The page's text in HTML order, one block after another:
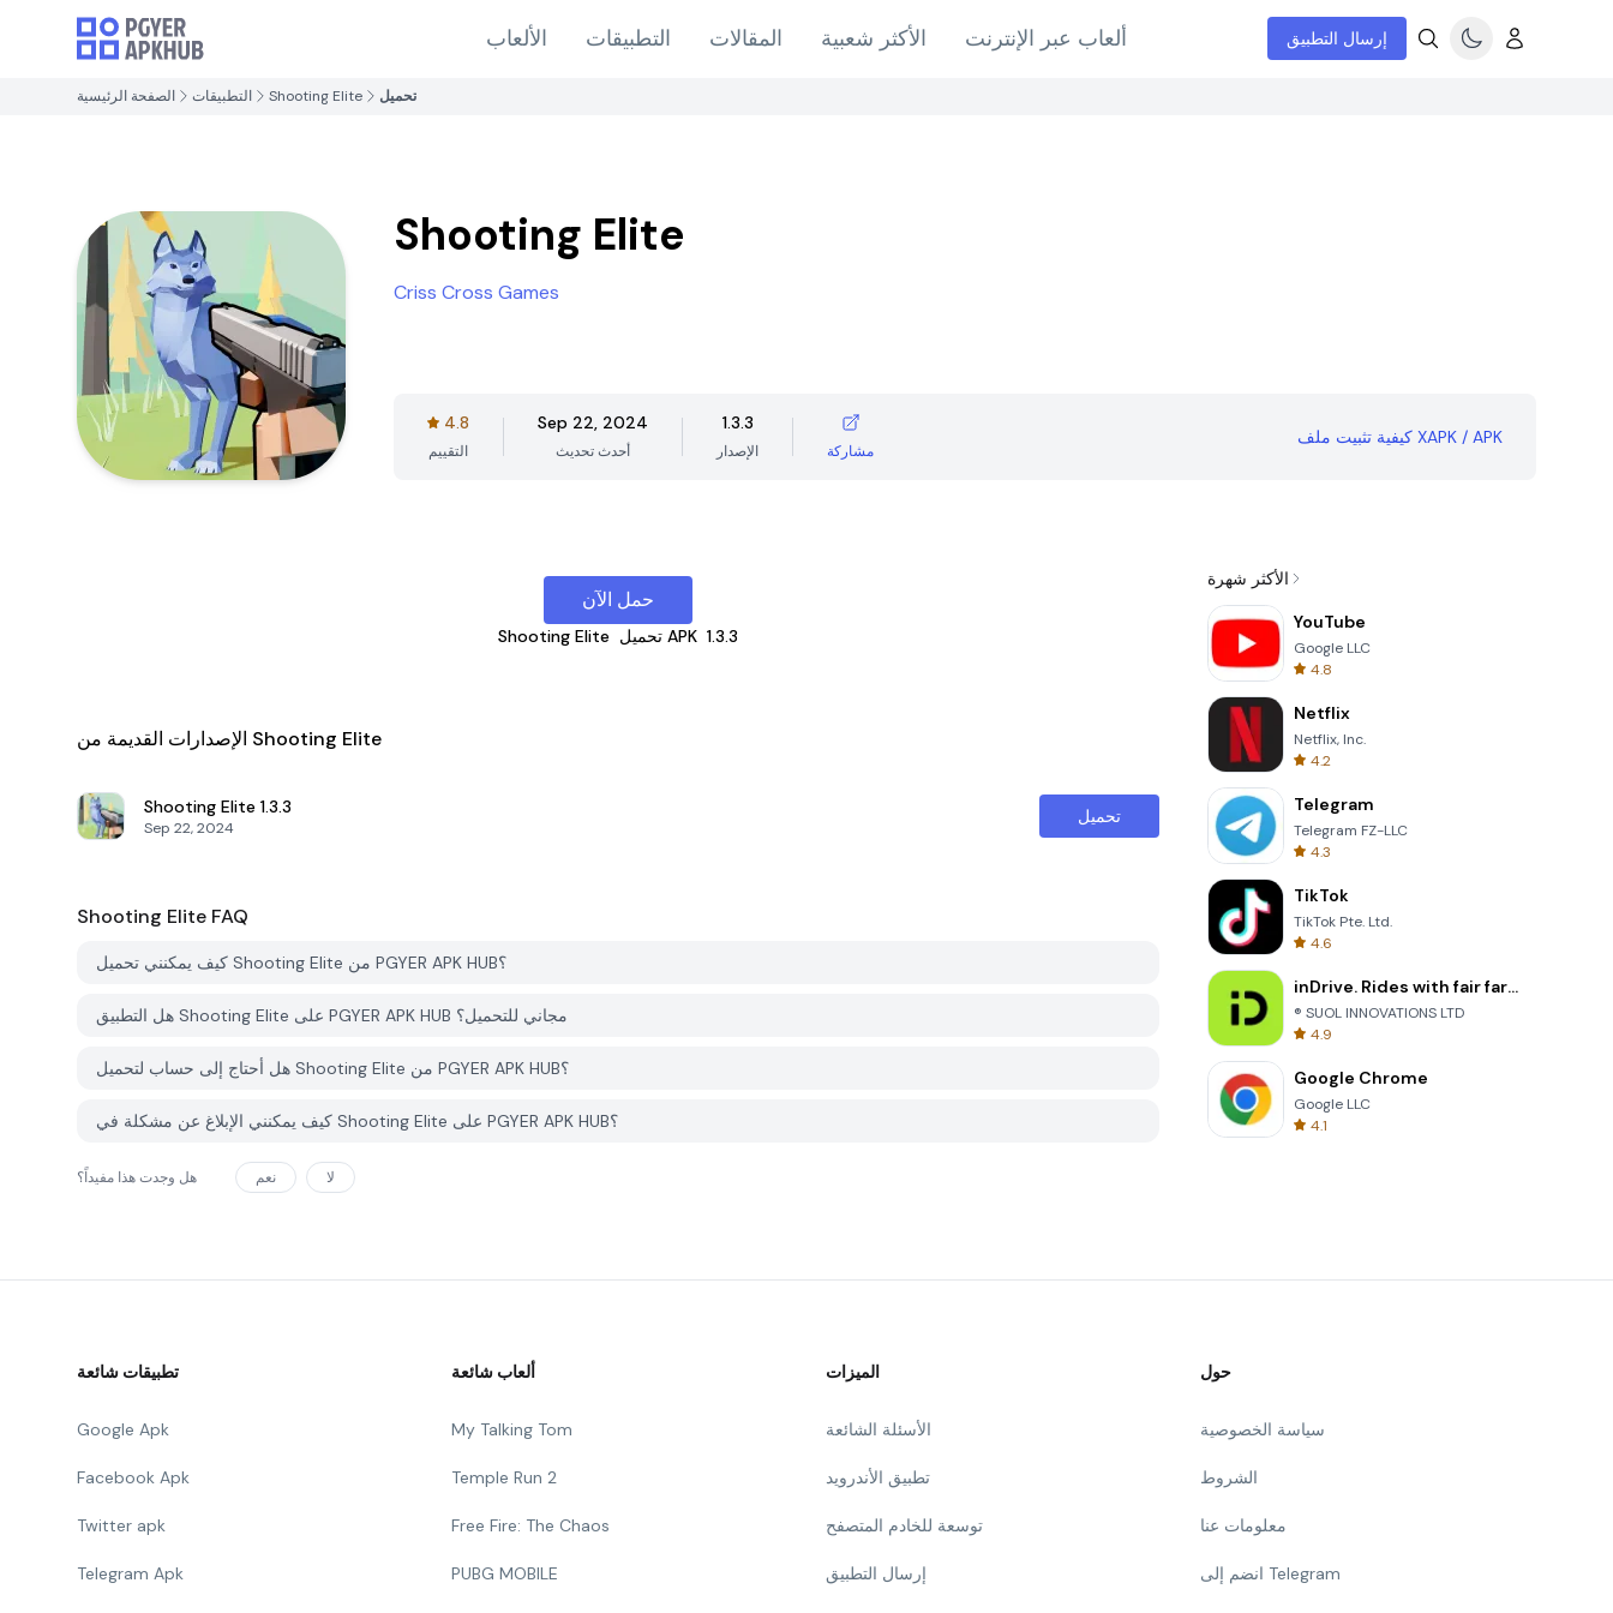
الألعاب التطبيقات المقالات الأكثر شعبية ألعاب عبر الإنترنت إرسال التطبيق
الصفحة الرئيسية التطبيقات Shooting Elite تحميل
Shooting Elite
Criss Cross Games
4.8
التقييم
Sep 22, 2024
أحدث تحديث
1.3.3
الإصدار مشاركة
كيفية تثبيت ملف XAPK / APK
حمل الآن
Shooting Elite تحميل APK 1.3.3
الإصدارات القديمة من Shooting Elite
Shooting Elite 1.3.3
Sep 22, 2024
تحميل
Shooting Elite FAQ
كيف يمكنني تحميل Shooting Elite من PGYER APK HUB؟
هل التطبيق Shooting Elite على PGYER APK HUB مجاني للتحميل؟
هل أحتاج إلى حساب لتحميل Shooting Elite من PGYER APK HUB؟
كيف يمكنني الإبلاغ عن مشكلة في Shooting Elite على PGYER APK HUB؟
هل وجدت هذا مفيداً؟ نعم لا
الأكثر شهرة
YouTube
Google LLC
4.8
Netflix
Netflix, Inc.
4.2
Telegram
Telegram FZ-LLC
4.3
TikTok
TikTok Pte. Ltd.
4.6
inDrive. Rides with fair fares
® SUOL INNOVATIONS LTD
4.9
Google Chrome
Google LLC
4.1
تطبيقات شائعة
Google Apk
Facebook Apk
Twitter apk
Telegram Apk
ألعاب شائعة
My Talking Tom
Temple Run 2
Free Fire: The Chaos
PUBG MOBILE
الميزات
الأسئلة الشائعة
تطبيق الأندرويد
توسعة للخادم المتصفح
إرسال التطبيق
حول
سياسة الخصوصية
الشروط
معلومات عنا
انضم إلى Telegram